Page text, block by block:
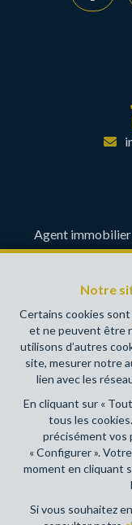
Notre
Certains cookies
et ne peuvent être
utilisons d’autres
site, mesurer notre
lien avec les
En cliquant sur «
tous les
précisément vos
« Configurer ».
moment en cliquant
Si vous souhaitez
Agent immobilier
Belgique-
(+32 2 505 38
RC
Place du Trône 1,
Couverture valable
Conditions générales
Charte de la protection de
Configuration des cookies